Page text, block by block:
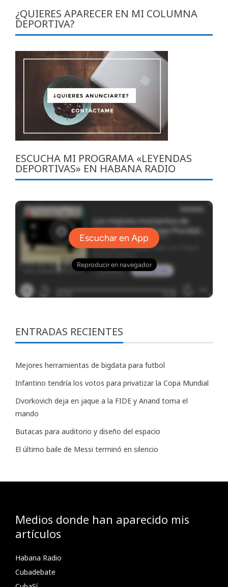
¿QUIERES APARECER EN MI COLUMNA
DEPORTIVA?
ESCUCHA MI PROGRAMA «LEYENDAS
DEPORTIVAS» EN HABANA RADIO
ENTRADAS RECIENTES
Mejores herramientas de bigdata para futbol
Infantino tendría los votos para privatizar la Copa Mundial
Dvorkovich deja en jaque a la FIDE y Anand toma el
mando
Butacas para auditorio y diseño del espacio
El último baile de Messi terminó en silencio
Medios donde han aparecido mis
artículos
Habana Radio
Cubadebate